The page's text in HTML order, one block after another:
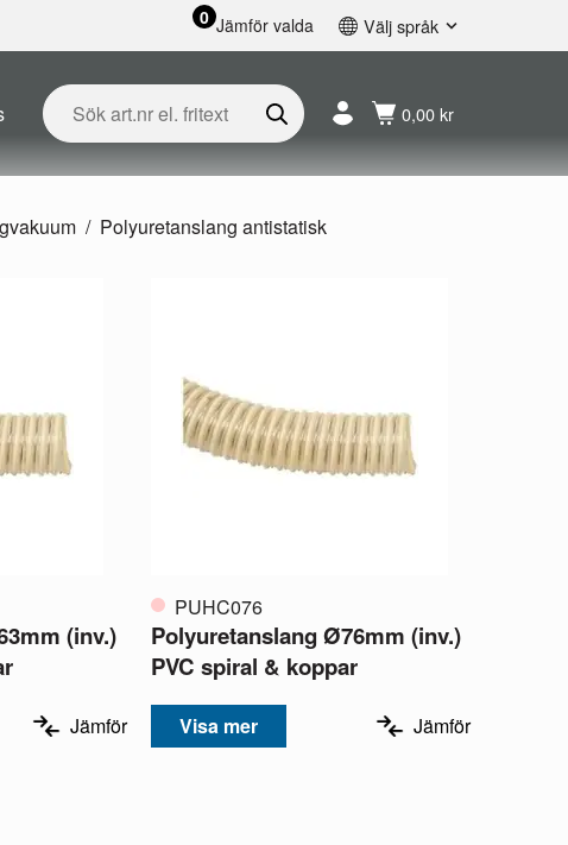
0 Jämför valda Välj språk
Français
Nederlands
0,00 kr
Polyuretanslang antistatisk
(inv.)
Jämför
PUHC076
Polyuretanslang Ø76mm (inv.)
PVC spiral & koppar
Visa mer Jämför